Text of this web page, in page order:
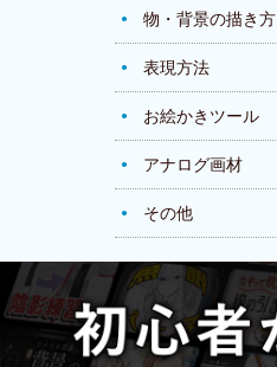
物・背景の描き方
表現方法
お絵かきツール
アナログ画材
その他